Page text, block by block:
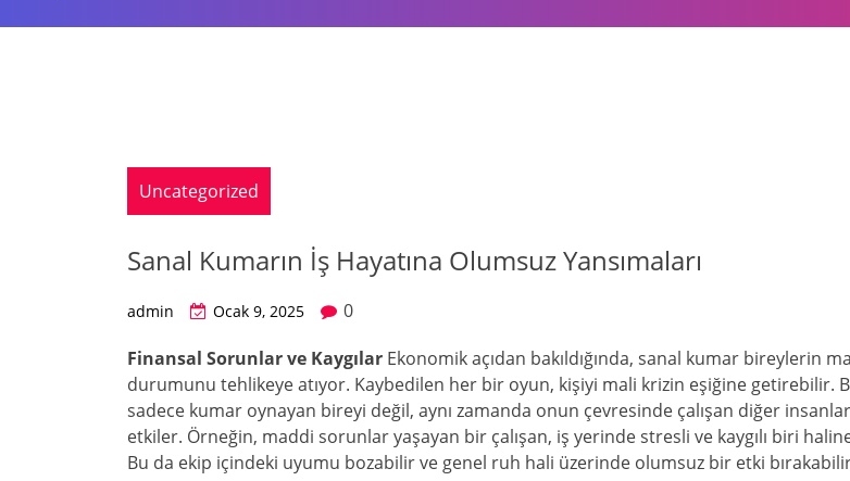
Uncategorized
Sanal Kumarın İş Hayatına Olumsuz Yansımaları
admin Ocak 9, 2025
0
Finansal Sorunlar ve Kaygılar Ekonomik açıdan bakıldığında, sanal kumar bireylerin
durumunu tehlikeye atıyor. Kaybedilen her bir oyun, kişiyi mali krizin eşiğine getirebilir.
sadece kumar oynayan bireyi değil, aynı zamanda onun çevresinde çalışan diğer
etkiler. Örneğin, maddi sorunlar yaşayan bir çalışan, iş yerinde stresli ve kaygılı biri
Bu da ekip içindeki uyumu bozabilir ve genel ruh hali üzerinde olumsuz bir etki